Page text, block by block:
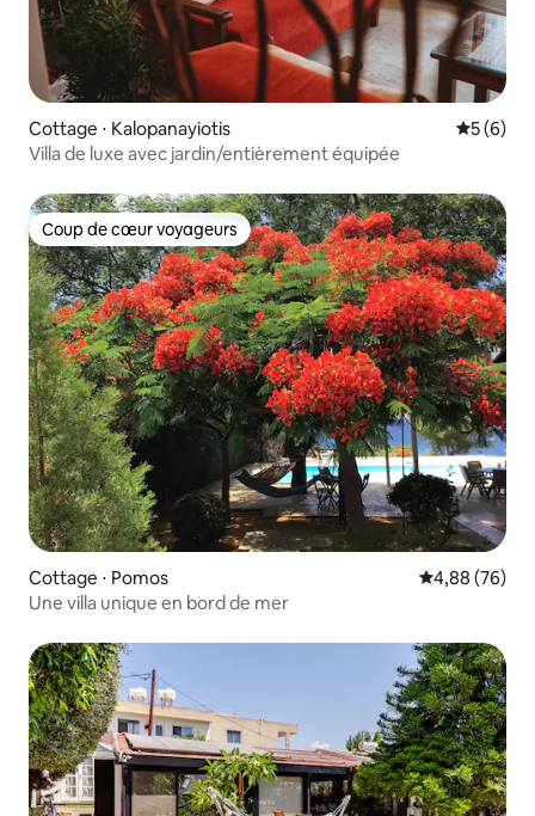
Cottage ⋅ Kalopanayiotis
5 (6)
Villa de luxe avec jardin/entièrement équipée
Coup de cœur voyageurs
Coup de cœur voyageurs
Cottage ⋅ Pomos Évaluation
4,88 (76)
Une villa unique en bord de mer